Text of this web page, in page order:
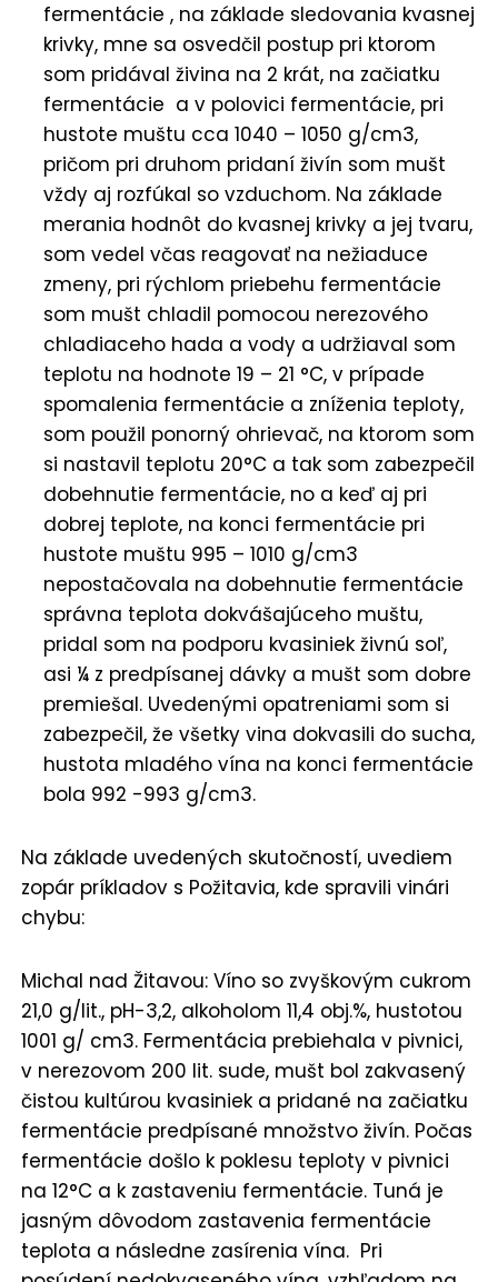
fermentácie , na základe sledovania kvasnej
krivky, mne sa osvedčil postup pri ktorom
som pridával živina na 2 krát, na začiatku
fermentácie a v polovici fermentácie, pri
hustote muštu cca 1040 – 1050 g/cm3,
pričom pri druhom pridaní živín som mušt
vždy aj rozfúkal so vzduchom. Na základe
merania hodnôt do kvasnej krivky a jej tvaru,
som vedel včas reagovať na nežiaduce
zmeny, pri rýchlom priebehu fermentácie
som mušt chladil pomocou nerezového
chladiaceho hada a vody a udržiaval som
teplotu na hodnote 19 – 21 °C, v prípade
spomalenia fermentácie a zníženia teploty,
som použil ponorný ohrievač, na ktorom som
si nastavil teplotu 20°C a tak som zabezpečil
dobehnutie fermentácie, no a keď aj pri
dobrej teplote, na konci fermentácie pri
hustote muštu 995 – 1010 g/cm3
nepostačovala na dobehnutie fermentácie
správna teplota dokvášajúceho muštu,
pridal som na podporu kvasiniek živnú soľ,
asi ¼ z predpísanej dávky a mušt som dobre
premiešal. Uvedenými opatreniami som si
zabezpečil, že všetky vina dokvasili do sucha,
hustota mladého vína na konci fermentácie
bola 992 -993 g/cm3.
Na základe uvedených skutočností, uvediem
zopár príkladov s Požitavia, kde spravili vinári
chybu:
Michal nad Žitavou: Víno so zvyškovým cukrom
21,0 g/lit., pH-3,2, alkoholom 11,4 obj.%, hustotou
1001 g/ cm3. Fermentácia prebiehala v pivnici,
v nerezovom 200 lit. sude, mušt bol zakvasený
čistou kultúrou kvasiniek a pridané na začiatku
fermentácie predpísané množstvo živín. Počas
fermentácie došlo k poklesu teploty v pivnici
na 12°C a k zastaveniu fermentácie. Tuná je
jasným dôvodom zastavenia fermentácie
teplota a následne zasírenia vína. Pri